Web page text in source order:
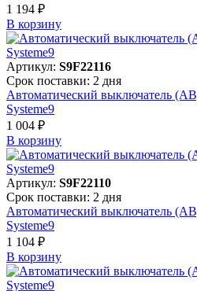
1 194 ₽
В корзинy
Артикул: S9F22116
Срок поставки: 2 дня
Автоматический выключатель
Systeme9
1 004 ₽
В корзинy
Артикул: S9F22110
Срок поставки: 2 дня
Автоматический выключатель
Systeme9
1 104 ₽
В корзинy